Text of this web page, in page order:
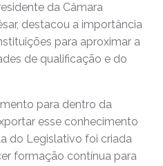
da Câmara
destacou a importância
para aproximar a
de qualificação e do
para dentro da
esse conhecimento
do Legislativo foi criada
formação contínua para